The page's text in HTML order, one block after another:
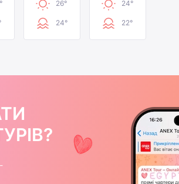
26°
24°
24°
22°